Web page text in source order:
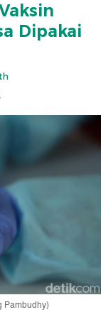
Dipakai
Pambudhy)